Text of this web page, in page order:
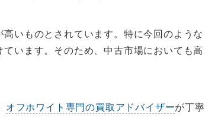
いものとされています。特に今回のような
います。そのため、中古市場においても高
オフホワイト専門の買取アドバイザーが丁寧